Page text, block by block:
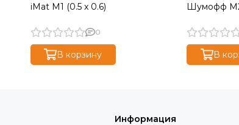
iMat M1 (0.5 x 0.6)
0
В корзину
Шумофф М2
В
Информация